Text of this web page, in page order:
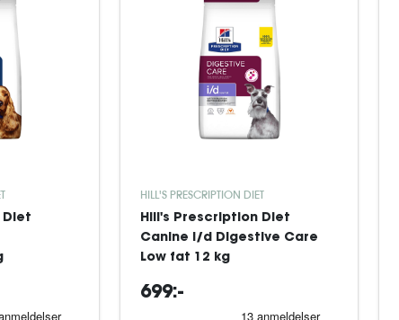
Diet
HILL'S PRESCRIPTION DIET
Hill's Prescription Diet
Canine i/d Digestive Care
Low fat 12 kg
699:-